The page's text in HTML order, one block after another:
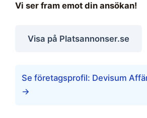
Vi ser fram emot din ansökan!
Visa på Platsannonser.se
Se företagsprofil: Devisum
→